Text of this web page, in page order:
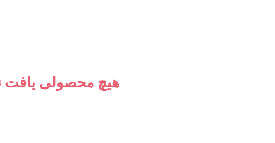
هیچ محصولی یافت